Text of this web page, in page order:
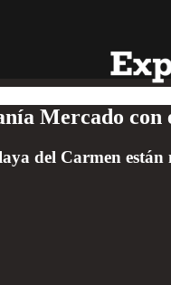
Mercado
del Carmen